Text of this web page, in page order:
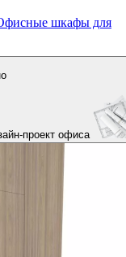
проект офиса
шкафы для